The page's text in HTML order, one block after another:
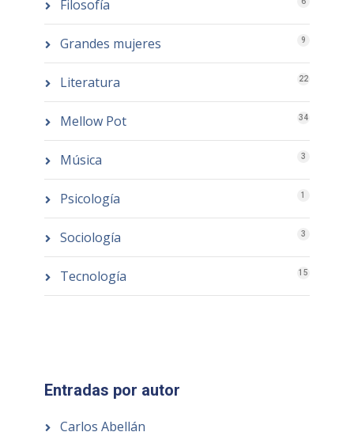
Filosofía
Grandes mujeres 9
Literatura 22
Mellow Pot 34
Música 3
Psicología 1
Sociología 3
Tecnología 15
Entradas por autor
Carlos Abellán